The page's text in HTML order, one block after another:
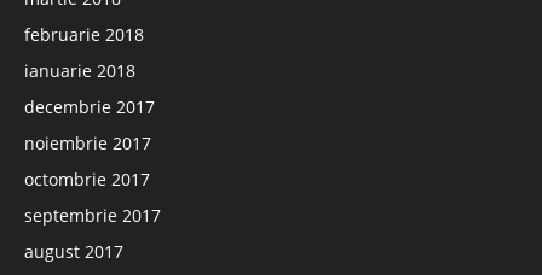
februarie 2018
ianuarie 2018
decembrie 2017
noiembrie 2017
octombrie 2017
septembrie 2017
august 2017